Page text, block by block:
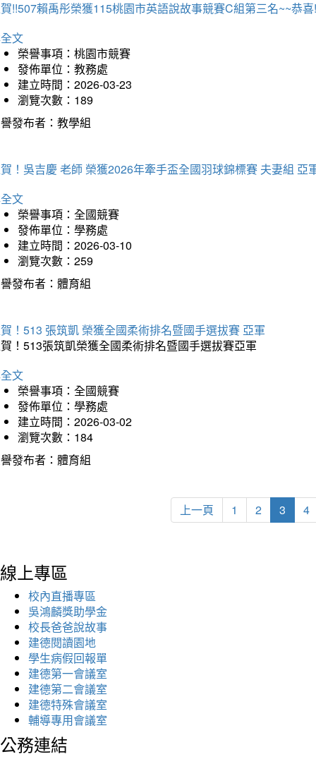
!!507賴禹彤榮獲115桃園市英語說故事競賽C組第三名~~恭喜
文
榮譽事項：桃園市競賽
發佈單位：教務處
建立時間：2026-03-23
瀏覽次數：189
發布者：教學組
！吳吉慶 老師 榮獲2026年牽手盃全國羽球錦標賽 夫妻組 亞
文
榮譽事項：全國競賽
發佈單位：學務處
建立時間：2026-03-10
瀏覽次數：259
發布者：體育組
！513 張筑凱 榮獲全國柔術排名暨國手選拔賽 亞軍
！513張筑凱榮獲全國柔術排名暨國手選拔賽亞軍
文
榮譽事項：全國競賽
發佈單位：學務處
建立時間：2026-03-02
瀏覽次數：184
發布者：體育組
上一頁 1 2 3 4
線上專區
校內直播專區
吳鴻麟獎助學金
校長爸爸說故事
建德閱讀園地
學生病假回報單
建德第一會議室
建德第二會議室
建德特殊會議室
輔導專用會議室
公務連結